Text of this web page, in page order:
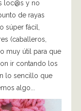
loc@s y no
de rayas
súper fácil,
(caballeros,
muy útil para que
ir contando los
lo sencillo que
algo...